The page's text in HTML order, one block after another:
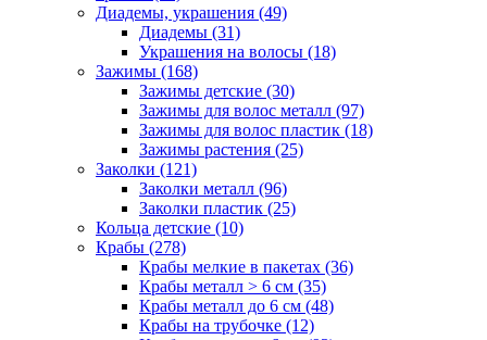
Диадемы, украшения (49)
Диадемы (31)
Украшения на волосы (18)
Зажимы (168)
Зажимы детские (30)
Зажимы для волос металл (97)
Зажимы для волос пластик (18)
Зажимы растения (25)
Заколки (121)
Заколки металл (96)
Заколки пластик (25)
Кольца детские (10)
Крабы (278)
Крабы мелкие в пакетах (36)
Крабы металл > 6 см (35)
Крабы металл до 6 см (48)
Крабы на трубочке (12)